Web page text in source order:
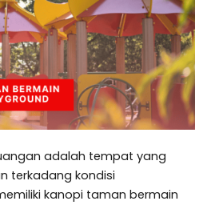
adalah tempat yang
terkadang kondisi
kanopi taman bermain